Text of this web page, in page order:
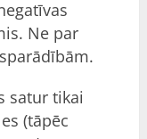
Ne par
satur tikai
(tāpēc